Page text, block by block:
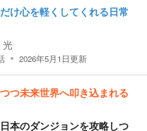
け心を軽くしてくれる日常
光
2026年5月1日更新
つ未来世界へ叩き込まれる
本のダンジョンを攻略しつ